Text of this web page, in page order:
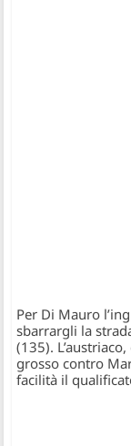
Per Di Mauro
sbarrargli la
(135).
grosso contro
facilità il